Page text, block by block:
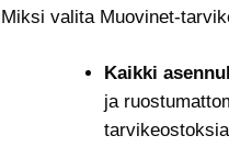
Miksi valita Muovinet-
Kaikki
ja